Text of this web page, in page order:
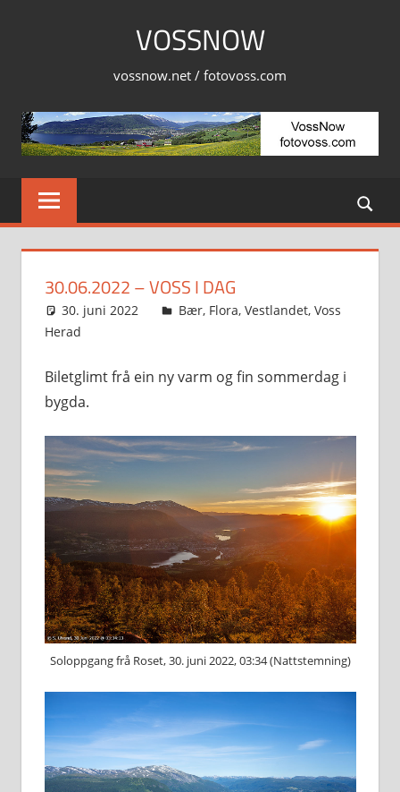
VOSSNOW
vossnow.net / fotovoss.com
30.06.2022 – VOSS I DAG
30. juni 2022 Svein
Bær, Flora, Vestlandet, Voss
Herad
Biletglimt frå ein ny varm og fin sommerdag i
bygda.
Soloppgang frå Roset, 30. juni 2022, 03:34 (Nattstemning)